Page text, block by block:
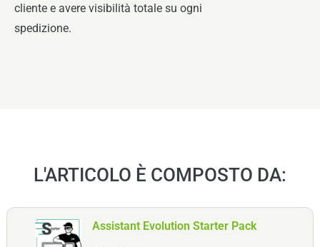
cliente e avere visibilità totale su ogni
spedizione.
L'ARTICOLO È COMPOSTO DA:
Assistant Evolution Starter Pack